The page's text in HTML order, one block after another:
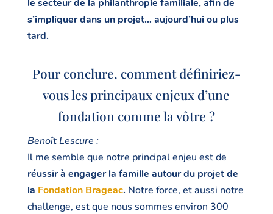
le secteur de la philanthropie familiale, afin de
s’impliquer dans un projet… aujourd’hui ou plus
tard.
Pour conclure, comment définiriez-
vous les principaux enjeux d’une
fondation comme la vôtre ?
Benoît Lescure :
Il me semble que notre principal enjeu est de
réussir à engager la famille autour du projet de
la Fondation Brageac. Notre force, et aussi notre
challenge, est que nous sommes environ 300